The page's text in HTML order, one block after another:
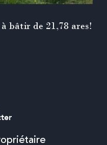
bâtir de 21,78 ares!